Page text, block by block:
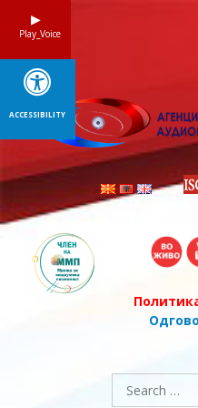
Search
for:
Play_Voice
ACCESSIBILITY